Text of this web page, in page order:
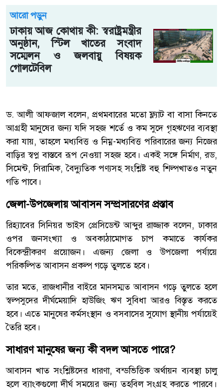
আরো পড়ুন
ঢাকায় আজ কোথায় কী: স্বরাষ্ট্রমন্ত্রীর
অনুষ্ঠান, স্টিল খাতের সংবাদ
সম্মেলন ও জলবায়ু বিষয়ক
গোলটেবিল
ড. আলী আফজাল বলেন, প্রথমবারের মতো ফ্ল্যাট বা বাসা কিনতে
আগ্রহী মানুষের জন্য যদি সহজ শর্তে ও কম সুদে গৃহঋণের ব্যবস্থা
করা যায়, তাহলে মধ্যবিত্ত ও নিম্ন-মধ্যবিত্ত পরিবারের জন্য নিজের
বাড়ির স্বপ্ন বাস্তবে রূপ নেওয়া সহজ হবে। একই সঙ্গে নির্মাণ, রড,
সিমেন্ট, সিরামিক, বৈদ্যুতিক পণ্যসহ সংশ্লিষ্ট বহু শিল্পখাতও নতুন
গতি পাবে।
জেলা-উপজেলায় আবাসন সম্প্রসারণের প্রস্তাব
রিহ্যাবের সিনিয়র ভাইস প্রেসিডেন্ট আব্দুর রাজ্জাক বলেন, ঢাকার
ওপর জনসংখ্যা ও অবকাঠামোগত চাপ কমাতে কার্যকর
বিকেন্দ্রীকরণ প্রয়োজন। এজন্য জেলা ও উপজেলা পর্যায়ে
পরিকল্পিত আবাসন প্রকল্প গড়ে তুলতে হবে।
তার মতে, রাজধানীর বাইরে মানসম্মত আবাসন গড়ে তুলতে হলে
স্বল্পসুদের দীর্ঘমেয়াদি হাউজিং ঋণ সুবিধা আরও বিস্তৃত করতে
হবে। এতে মানুষের কর্মসংস্থান ও বসবাসের সুযোগ স্থানীয় পর্যায়েই
তৈরি হবে।
সাধারণ মানুষের জন্য কী বদল আসতে পারে?
আবাসন খাত সংশ্লিষ্টদের ধারণা, বন্ডভিত্তিক অর্থায়ন ব্যবস্থা চালু
হলে ব্যাংকগুলো দীর্ঘ সময়ের জন্য তহবিল সংগ্রহ করতে পারবে।